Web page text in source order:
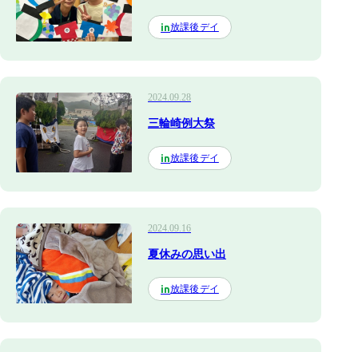
in放課後デイ
三輪崎例大祭
2024.09.28
in放課後デイ
夏休みの思い出
2024.09.16
in放課後デイ